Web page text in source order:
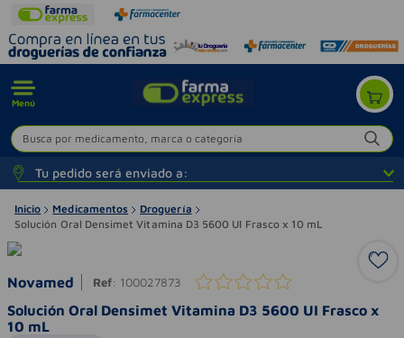
Menú
Busca por medicamento, marca o categoría
Tu pedido será enviado a:
Inicio Medicamentos
Droguería
Solución Oral Densimet Vitamina D3 5600 UI Frasco x 10 mL
Novamed Ref: 100027873
Solución Oral Densimet Vitamina D3 5600 UI Frasco x
10 mL